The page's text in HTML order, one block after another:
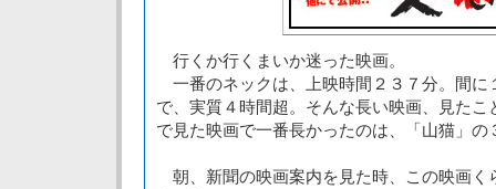
行くか行くまいか迷った映画。
一番のネックは、上映時間２３７分。間に
で、実質４時間超。そんな長い映画、見た
で見た映画で一番長かったのは、「山猫」の
朝、新聞の映画案内を見た時、この映画く